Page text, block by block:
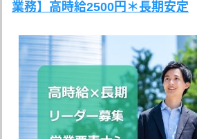
業務】高時給2500円＊長期安定